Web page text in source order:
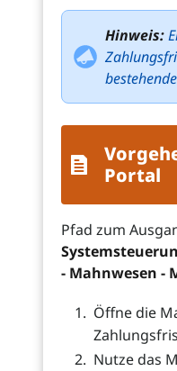
Hinweis:
Portal
Pfad zum
- Mahnwesen -
Öffne die
Nutze das